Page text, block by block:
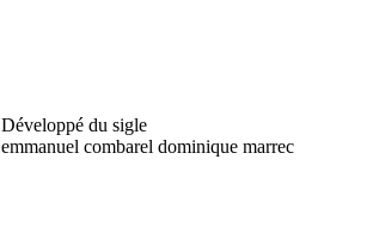
Développé du sigle
emmanuel combarel dominique marrec